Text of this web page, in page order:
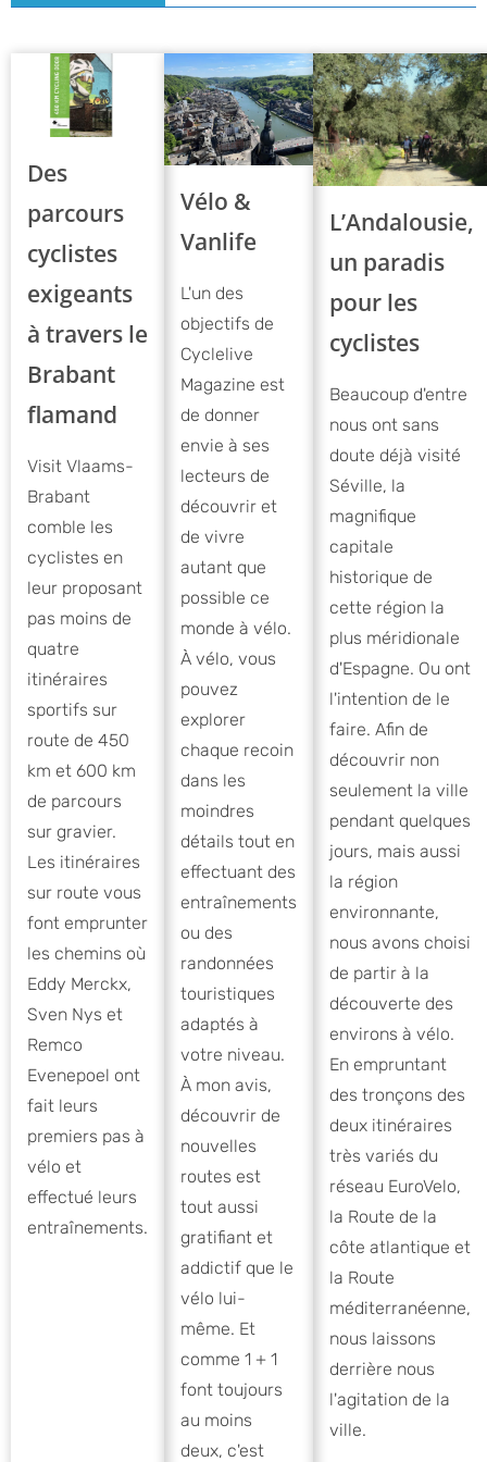
Des
parcours
cyclistes
exigeants
à travers le
Brabant
flamand
Visit Vlaams-
Brabant
comble les
cyclistes en
leur proposant
pas moins de
quatre
itinéraires
sportifs sur
route de 450
km et 600 km
de parcours
sur gravier.
Les itinéraires
sur route vous
font emprunter
les chemins où
Eddy Merckx,
Sven Nys et
Remco
Evenepoel ont
fait leurs
premiers pas à
vélo et
effectué leurs
entraînements.
Vélo &
Vanlife
L'un des
objectifs de
Cyclelive
Magazine est
de donner
envie à ses
lecteurs de
découvrir et
de vivre
autant que
possible ce
monde à vélo.
À vélo, vous
pouvez
explorer
chaque recoin
dans les
moindres
détails tout en
effectuant des
entraînements
ou des
randonnées
touristiques
adaptés à
votre niveau.
À mon avis,
découvrir de
nouvelles
routes est
tout aussi
gratifiant et
addictif que le
vélo lui-
même. Et
comme 1 + 1
font toujours
au moins
deux, c'est
L’Andalousie,
un paradis
pour les
cyclistes
Beaucoup d'entre
nous ont sans
doute déjà visité
Séville, la
magnifique
capitale
historique de
cette région la
plus méridionale
d'Espagne. Ou ont
l'intention de le
faire. Afin de
découvrir non
seulement la ville
pendant quelques
jours, mais aussi
la région
environnante,
nous avons choisi
de partir à la
découverte des
environs à vélo.
En empruntant
des tronçons des
deux itinéraires
très variés du
réseau EuroVelo,
la Route de la
côte atlantique et
la Route
méditerranéenne,
nous laissons
derrière nous
l'agitation de la
ville.